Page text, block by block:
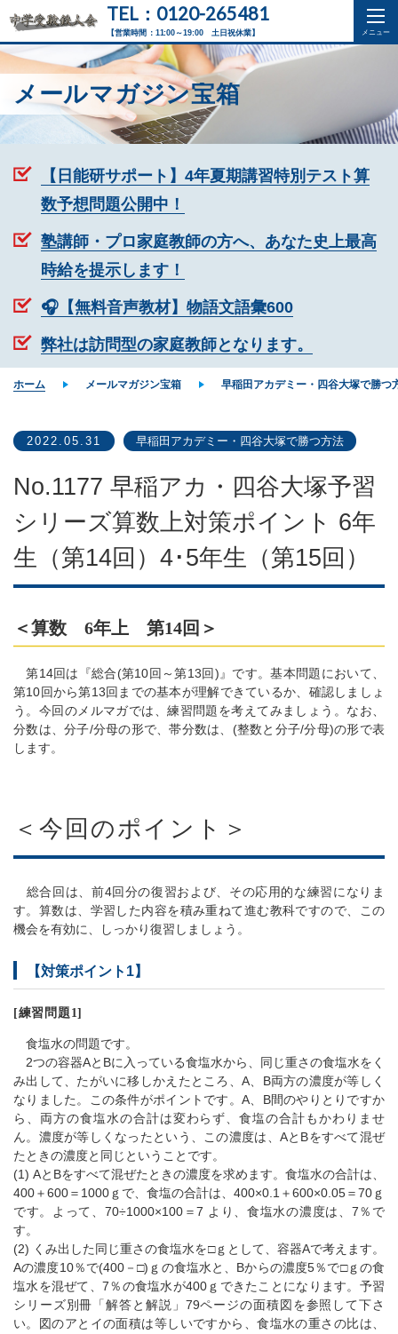
【営業時間：11:00～19:00 土日祝休業】
TEL：0120-265481
メールマガジン宝箱
【日能研サポート】4年夏期講習特別テスト算
数予想問題公開中！
塾講師・プロ家庭教師の方へ、あなた史上最高
時給を提示します！
🎧【無料音声教材】物語文語彙600
弊社は訪問型の家庭教師となります。
ホーム メールマガジン宝箱 早稲田アカデミー・四谷大塚で勝つ
2022.05.31 早稲田アカデミー・四谷大塚で勝つ方法
No.1177 早稲アカ・四谷大塚予習
シリーズ算数上対策ポイント 6年
生（第14回）4･5年生（第15回）
＜算数 6年上 第14回＞
第14回は『総合(第10回～第13回)』です。基本問題において、
第10回から第13回までの基本が理解できているか、確認しましょ
う。今回のメルマガでは、練習問題を考えてみましょう。なお、
分数は、分子/分母の形で、帯分数は、(整数と分子/分母)の形で表
します。
＜今回のポイント＞
総合回は、前4回分の復習および、その応用的な練習になりま
す。算数は、学習した内容を積み重ねて進む教科ですので、この
機会を有効に、しっかり復習しましょう。
【対策ポイント1】
[練習問題1]
食塩水の問題です。
2つの容器AとBに入っている食塩水から、同じ重さの食塩水をく
み出して、たがいに移しかえたところ、A、B両方の濃度が等しく
なりました。この条件がポイントです。A、B間のやりとりですか
ら、両方の食塩水の合計は変わらず、食塩の合計もかわりませ
ん。濃度が等しくなったという、この濃度は、AとBをすべて混ぜ
たときの濃度と同じということです。
(1) AとBをすべて混ぜたときの濃度を求めます。食塩水の合計は、
400＋600＝1000ｇで、食塩の合計は、400×0.1＋600×0.05＝70ｇ
です。よって、70÷1000×100＝7 より、食塩水の濃度は、7％で
す。
(2) くみ出した同じ重さの食塩水を□ｇとして、容器Aで考えます。
Aの濃度10％で(400－□)ｇの食塩水と、Bからの濃度5％で□ｇの食
塩水を混ぜて、7％の食塩水が400ｇできたことになります。予習
シリーズ別冊「解答と解説」79ページの面積図を参照して下さ
い。図のアとイの面積は等しいですから、食塩水の重さの比は、